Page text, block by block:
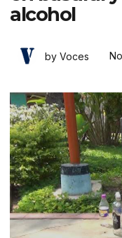
alcohol
by Voces